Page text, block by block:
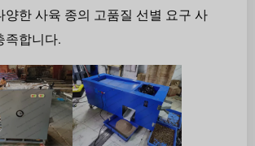
양한 사육 종의 고품질 선별 요구 사
족합니다.